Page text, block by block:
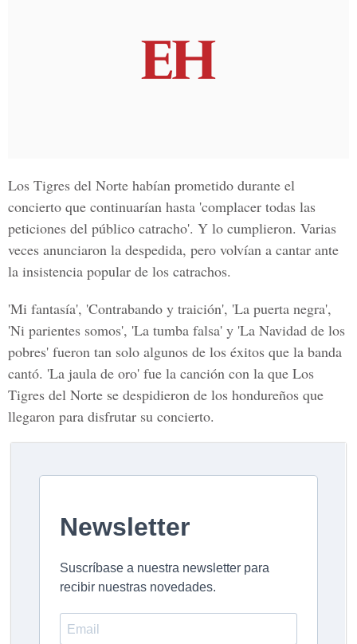
Los Tigres del Norte habían prometido durante el
concierto que continuarían hasta 'complacer todas las
peticiones del público catracho'. Y lo cumplieron. Varias
veces anunciaron la despedida, pero volvían a cantar ante
la insistencia popular de los catrachos.
'Mi fantasía', 'Contrabando y traición', 'La puerta negra',
'Ni parientes somos', 'La tumba falsa' y 'La Navidad de los
pobres' fueron tan solo algunos de los éxitos que la banda
cantó. 'La jaula de oro' fue la canción con la que Los
Tigres del Norte se despidieron de los hondureños que
llegaron para disfrutar su concierto.